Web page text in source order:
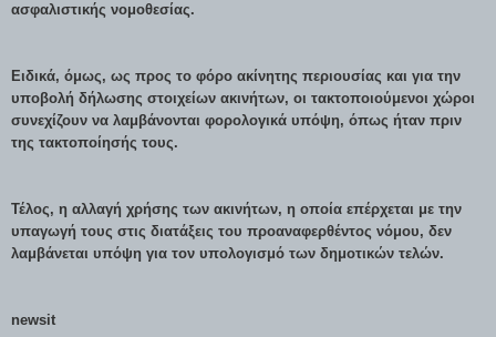
ασφαλιστικής νομοθεσίας.
Ειδικά, όμως, ως προς το φόρο ακίνητης περιουσίας και για την
υποβολή δήλωσης στοιχείων ακινήτων, οι τακτοποιούμενοι χώροι
συνεχίζουν να λαμβάνονται φορολογικά υπόψη, όπως ήταν πριν
της τακτοποίησής τους.
Τέλος, η αλλαγή χρήσης των ακινήτων, η οποία επέρχεται με την
υπαγωγή τους στις διατάξεις του προαναφερθέντος νόμου, δεν
λαμβάνεται υπόψη για τον υπολογισμό των δημοτικών τελών.
newsit